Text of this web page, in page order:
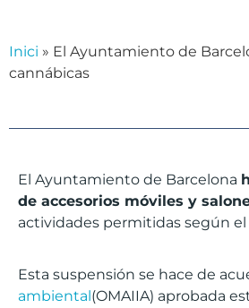
Inici » El Ayuntamiento de
cannábicas
El Ayuntamiento de Barcelona
de accesorios móviles y
actividades permitidas según
Esta suspensión se hace de
ambiental (OMAIIA) aprobada